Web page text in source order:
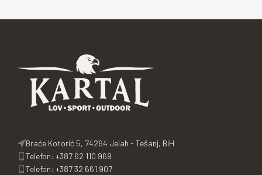
Braće Kotorić 5, 74264 Jelah - Tešanj, BiH
Telefon: +387 62 110 969
Telefon: +387 32 661 907